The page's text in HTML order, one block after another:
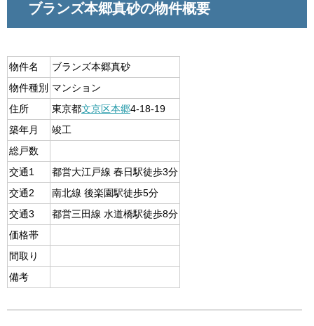
ブランズ本郷真砂の物件概要
物件名
ブランズ本郷真砂
物件種別 マンション
住所
東京都文京区本郷4-18-19
築年月
竣工
総戸数
交通1
都営大江戸線 春日駅徒歩3分
交通2
南北線 後楽園駅徒歩5分
交通3
都営三田線 水道橋駅徒歩8分
価格帯
間取り
備考